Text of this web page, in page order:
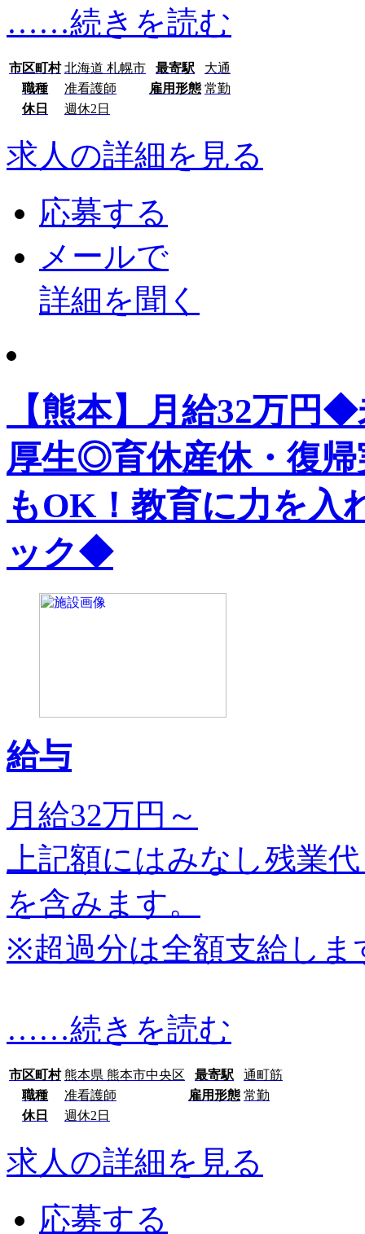
……続きを読む
市区町村 北海道 札幌市 最寄駅
大通
職種
准看護師 雇用形態 常勤
休日
週休2日
求人の詳細を見る
応募する
メールで
詳細を聞く
【熊本】月給32万円
厚生◎育休産休・復
もOK！教育に力を入
ック◆
給与
月給32万円～
上記額にはみなし残業
を含みます。
※超過分は全額支給しま
……続きを読む
市区町村 熊本県 熊本市中央区 最寄駅
通町筋
職種
准看護師 雇用形態 常勤
休日
週休2日
求人の詳細を見る
応募する